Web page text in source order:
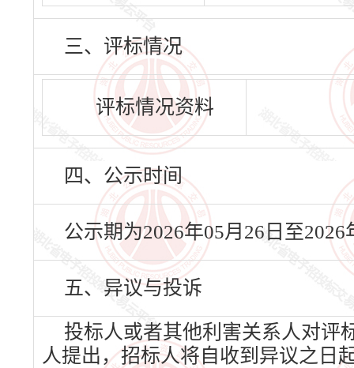
三、评标情况
评标情况资料
四、公示时间
公示期为2026年05月26日至
五、异议与投诉
投标人或者其他利害关系人对评
人提出，招标人将自收到异议之日